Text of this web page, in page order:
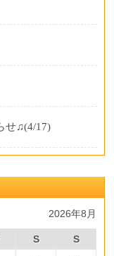
せ♫(4/17)
2026年8月
S S